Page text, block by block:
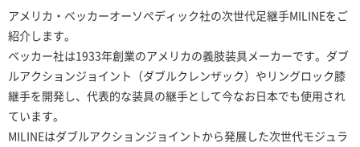
アメリカ・ベッカーオーソぺディック社の次世代足継手MILINEをご
紹介します。
ベッカー社は1933年創業のアメリカの義肢装具メーカーです。ダブ
ルアクションジョイント（ダブルクレンザック）やリングロック膝
継手を開発し、代表的な装具の継手として今なお日本でも使用され
ています。
MILINEはダブルアクションジョイントから発展した次世代モジュラ